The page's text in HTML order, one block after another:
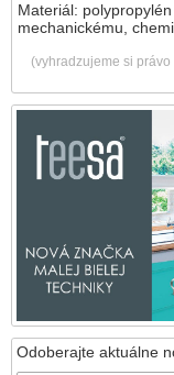
Odoberajte aktuálne
Materiál:
mechanickému,
(vyhradzujeme si